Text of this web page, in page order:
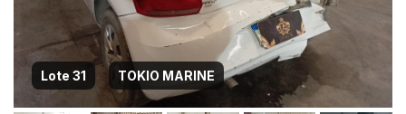
Lote 31 TOKIO MARINE